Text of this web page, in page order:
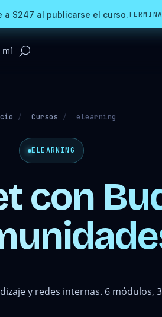
a $247 al publicarse el curso.
mí
/ Cursos / eLearning
ELEARNING
con
y redes internas. 6 módulos,